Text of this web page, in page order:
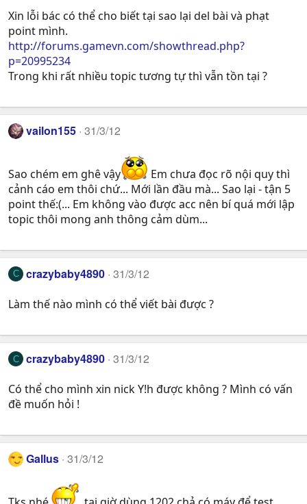
Xin lỗi bác có thể cho biết tại sao lại del bài và phạt
point mình.
http://forums.gamevn.com/showthread.php?
p=20995234
Trong khi rất nhiều topic tương tự thì vẫn tồn tại ?
vailon155 31/3/12
Sao chém em ghê vậy
Em chưa đọc rõ nội quy thì
cảnh cáo em thôi chứ... Mới lần đầu mà... Sao lại - tận 5
point thế:(... Em không vào được acc nên bí quá mới lập
topic thôi mong anh thông cảm dùm...
C crazybaby4890 31/3/12
Làm thế nào mình có thể viết bài được ?
C crazybaby4890 31/3/12
Có thể cho mình xin nick Y!h được không ? Mình có vấn
đề muốn hỏi !
Gallus 31/3/12